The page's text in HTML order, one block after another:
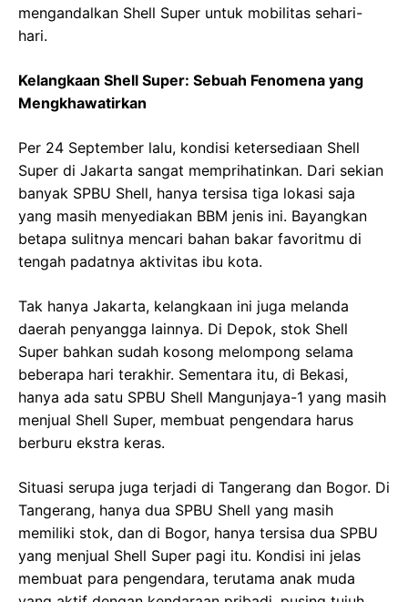
mengandalkan Shell Super untuk mobilitas sehari-
hari.
Kelangkaan Shell Super: Sebuah Fenomena yang
Mengkhawatirkan
Per 24 September lalu, kondisi ketersediaan Shell
Super di Jakarta sangat memprihatinkan. Dari sekian
banyak SPBU Shell, hanya tersisa tiga lokasi saja
yang masih menyediakan BBM jenis ini. Bayangkan
betapa sulitnya mencari bahan bakar favoritmu di
tengah padatnya aktivitas ibu kota.
Tak hanya Jakarta, kelangkaan ini juga melanda
daerah penyangga lainnya. Di Depok, stok Shell
Super bahkan sudah kosong melompong selama
beberapa hari terakhir. Sementara itu, di Bekasi,
hanya ada satu SPBU Shell Mangunjaya-1 yang masih
menjual Shell Super, membuat pengendara harus
berburu ekstra keras.
Situasi serupa juga terjadi di Tangerang dan Bogor. Di
Tangerang, hanya dua SPBU Shell yang masih
memiliki stok, dan di Bogor, hanya tersisa dua SPBU
yang menjual Shell Super pagi itu. Kondisi ini jelas
membuat para pengendara, terutama anak muda